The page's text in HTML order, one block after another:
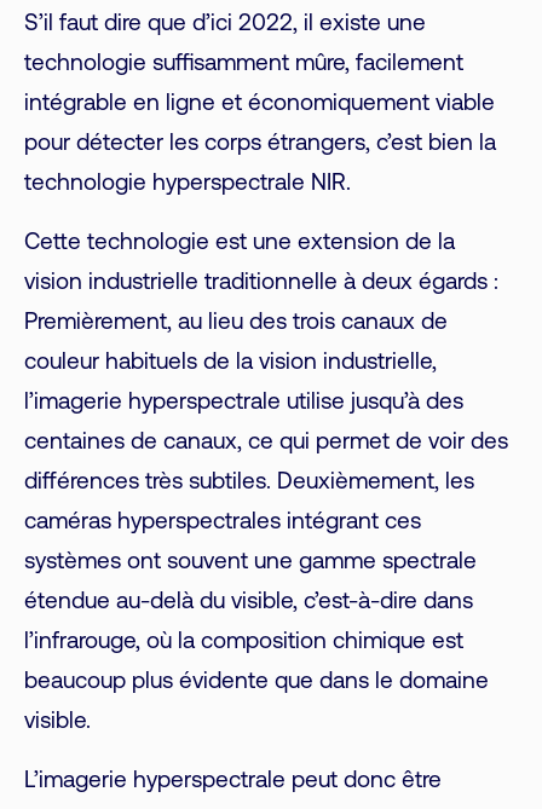
S’il faut dire que d’ici 2022, il existe une
technologie suffisamment mûre, facilement
intégrable en ligne et économiquement viable
pour détecter les corps étrangers, c’est bien la
technologie hyperspectrale NIR.
Cette technologie est une extension de la
vision industrielle traditionnelle à deux égards :
Premièrement, au lieu des trois canaux de
couleur habituels de la vision industrielle,
l’imagerie hyperspectrale utilise jusqu’à des
centaines de canaux, ce qui permet de voir des
différences très subtiles. Deuxièmement, les
caméras hyperspectrales intégrant ces
systèmes ont souvent une gamme spectrale
étendue au-delà du visible, c’est-à-dire dans
l’infrarouge, où la composition chimique est
beaucoup plus évidente que dans le domaine
visible.
L’imagerie hyperspectrale peut donc être